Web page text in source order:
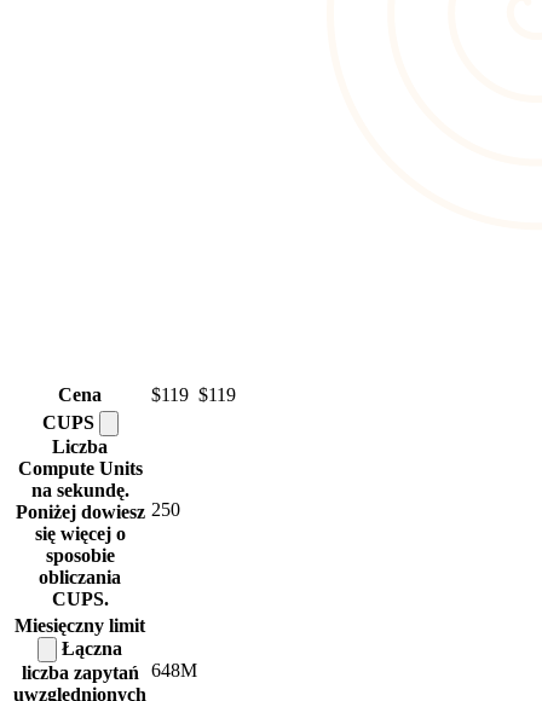
Cena $119 $119
CUPS
Liczba
Compute Units
na sekundę.
Poniżej dowiesz
się więcej o
sposobie
obliczania
CUPS.
250
Miesięczny limit
Łączna
liczba zapytań
uwzględnionych
648M